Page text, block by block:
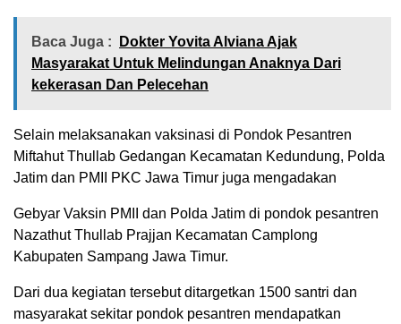
Baca Juga :
Dokter Yovita Alviana Ajak
Masyarakat Untuk Melindungan Anaknya Dari
kekerasan Dan Pelecehan
Selain melaksanakan vaksinasi di Pondok Pesantren
Miftahut Thullab Gedangan Kecamatan Kedundung, Polda
Jatim dan PMII PKC Jawa Timur juga mengadakan
Gebyar Vaksin PMII dan Polda Jatim di pondok pesantren
Nazathut Thullab Prajjan Kecamatan Camplong
Kabupaten Sampang Jawa Timur.
Dari dua kegiatan tersebut ditargetkan 1500 santri dan
masyarakat sekitar pondok pesantren mendapatkan